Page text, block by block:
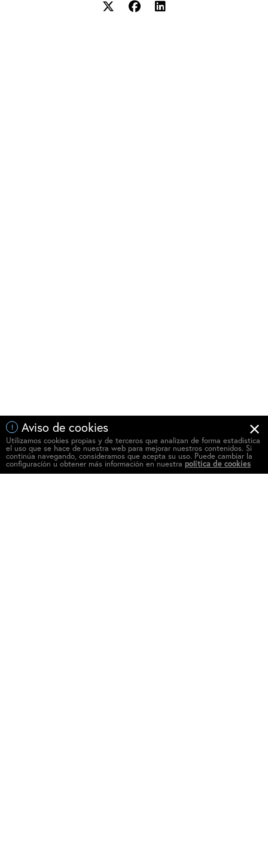
! Aviso de cookies
Utilizamos cookies propias y de terceros que analizan de forma estadística
el uso que se hace de nuestra web para mejorar nuestros contenidos. Si
continúa navegando, consideramos que acepta su uso. Puede cambiar la
configuración u obtener más información en nuestra política de cookies